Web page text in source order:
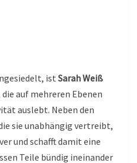
ist Sarah Weiß
auf mehreren Ebenen
auslebt. Neben den
sie unabhängig vertreibt,
und schafft damit eine
Teile bündig ineinander